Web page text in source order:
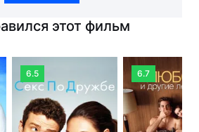
этот фильм
6.5 6.7